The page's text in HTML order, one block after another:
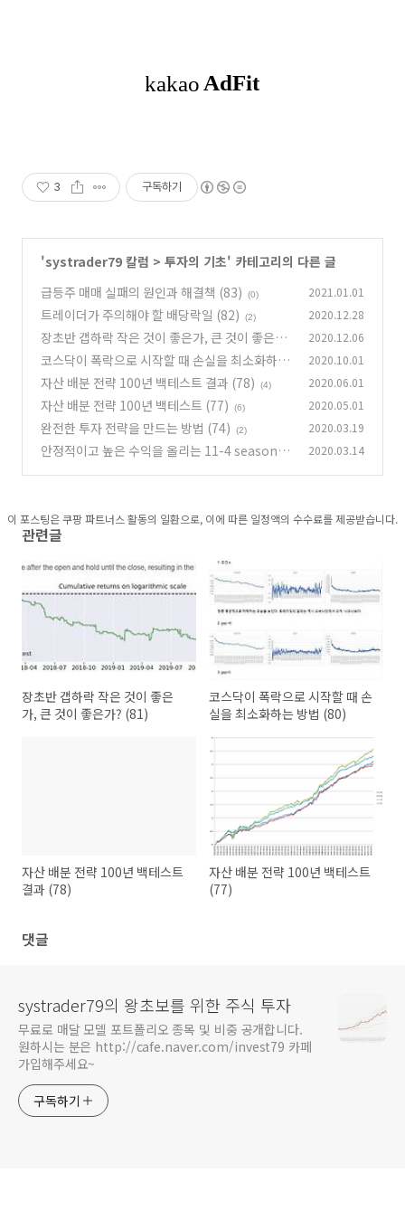
3 구독하기
'systrader79 칼럼 > 투자의 기초' 카테고리의 다른 글
급등주 매매 실패의 원인과 해결책 (83)
(0) 2021.01.01
트레이더가 주의해야 할 배당락일 (82) (2) 2020.12.28
장초반 갭하락 작은 것이 좋은가, 큰 것이 좋은
가? (81)
(0)
2020.12.06
코스닥이 폭락으로 시작할 때 손실을 최소화하는
방법 (80)
(1)
2020.10.01
자산 배분 전략 100년 백테스트 결과 (78) (4) 2020.06.01
자산 배분 전략 100년 백테스트 (77) (6) 2020.05.01
완전한 투자 전략을 만드는 방법 (74) (2) 2020.03.19
안정적이고 높은 수익을 올리는 11-4 seasonali
2020.03.14
이 포스팅은 쿠팡 파트너스 활동의 일환으로, 이에 따른 일정액의 수수료를 제공받습니다.
관련글
장초반 갭하락 작은 것이 좋은
가, 큰 것이 좋은가? (81)
코스닥이 폭락으로 시작할 때 손
실을 최소화하는 방법 (80)
자산 배분 전략 100년 백테스트
결과 (78)
자산 배분 전략 100년 백테스트
(77)
댓글
systrader79의 왕초보를 위한 주식 투자
무료로 매달 모델 포트폴리오 종목 및 비중 공개합니다.
원하시는 분은 http://cafe.naver.com/invest79 카페
가입해주세요~
구독하기